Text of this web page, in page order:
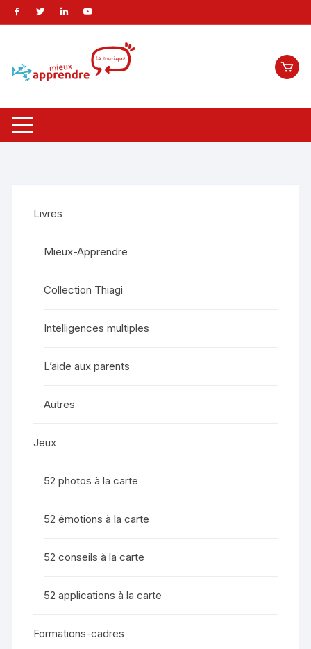
Livres
Mieux-Apprendre
Collection Thiagi
Intelligences multiples
L’aide aux parents
Autres
Jeux
52 photos à la carte
52 émotions à la carte
52 conseils à la carte
52 applications à la carte
Formations-cadres